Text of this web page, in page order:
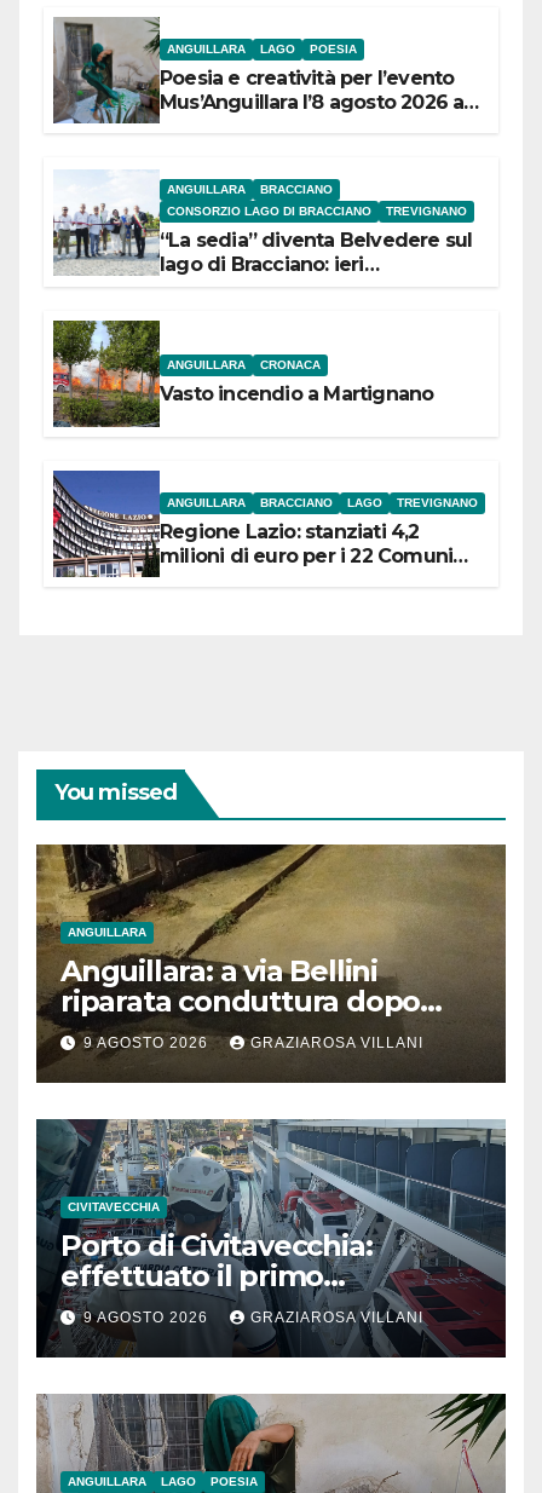
ANGUILLARA LAGO POESIA
Poesia e creatività per l’evento
Mus’Anguillara l’8 agosto 2026 al
ANGUILLARA
BRACCIANO
CONSORZIO LAGO DI BRACCIANO
TREVIGNANO
“La sedia” diventa Belvedere sul
lago di Bracciano: ieri
ANGUILLARA CRONACA
Vasto incendio a Martignano
ANGUILLARA BRACCIANO LAGO TREVIGNANO
Regione Lazio: stanziati 4,2
milioni di euro per i 22 Comuni
You missed
ANGUILLARA
Anguillara: a via Bellini
riparata conduttura dopo
segnalazione IdD
9 AGOSTO 2026 GRAZIAROSA VILLANI
CIVITAVECCHIA
Porto di Civitavecchia:
effettuato il primo
rifornimento di GNL ad una
nave da crociera
9 AGOSTO 2026 GRAZIAROSA VILLANI
ANGUILLARA LAGO POESIA